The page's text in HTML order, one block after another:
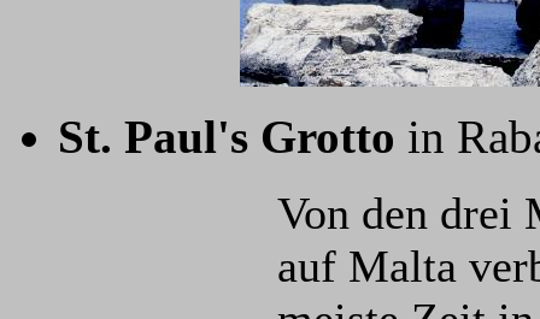
St. Paul's Grotto in
Von den drei
auf Malta